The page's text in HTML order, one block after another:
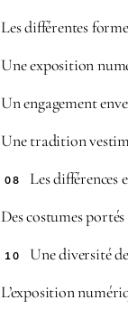
Les différentes
Une exposition
Un engagement
Une tradition
08 Les différences
Des costumes
10 Une diversité
L’exposition